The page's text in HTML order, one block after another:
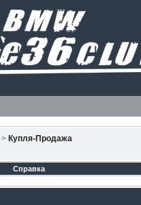
> Купля-Продажа
Справка